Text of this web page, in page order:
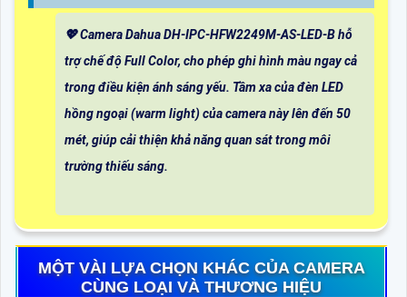
💖 Camera Dahua DH-IPC-HFW2249M-AS-LED-B hỗ
trợ chế độ Full Color, cho phép ghi hình màu ngay cả
trong điều kiện ánh sáng yếu. Tầm xa của đèn LED
hồng ngoại (warm light) của camera này lên đến 50
mét, giúp cải thiện khả năng quan sát trong môi
trường thiếu sáng.
MỘT VÀI LỰA CHỌN KHÁC CỦA CAMERA
CÙNG LOẠI VÀ THƯƠNG HIỆU